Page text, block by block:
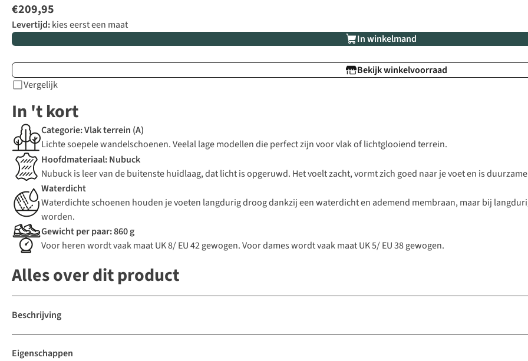
€209,95
Levertijd:kies eerst een maat
In winkelmand
Bekijk winkelvoorraad
Vergelijk
In 't kort
Categorie: Vlak terrein (A)
Lichte soepele wandelschoenen. Veelal lage modellen die perfect zijn voor vlak of lichtglooiend terrein.
Hoofdmateriaal: Nubuck
Nubuck is leer van de buitenste huidlaag, dat licht is opgeruwd. Het voelt zacht, vormt zich goed naar je voet en is
Waterdicht
Waterdichte schoenen houden je voeten langdurig droog dankzij een waterdicht en ademend membraan, maar bij
worden.
Gewicht per paar: 860 g
Voor heren wordt vaak maat UK 8/ EU 42 gewogen. Voor dames wordt vaak maat UK 5/ EU 38 gewogen.
Alles over dit product
Beschrijving
Eigenschappen